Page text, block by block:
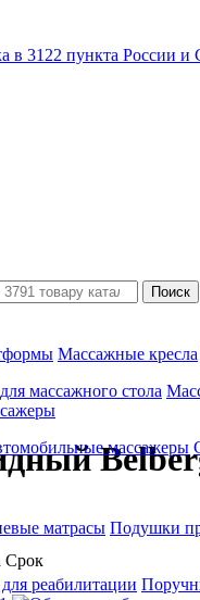
в 3122 пункта России
Массажные кресла
массажного стола
массажеры
матрасы Подушки
реабилитации
Поиск
Срок